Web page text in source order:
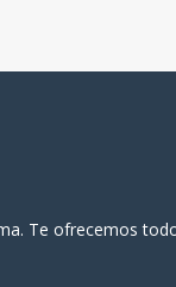
Te ofrecemos